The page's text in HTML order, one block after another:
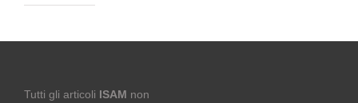
Tutti gli articoli ISAM non